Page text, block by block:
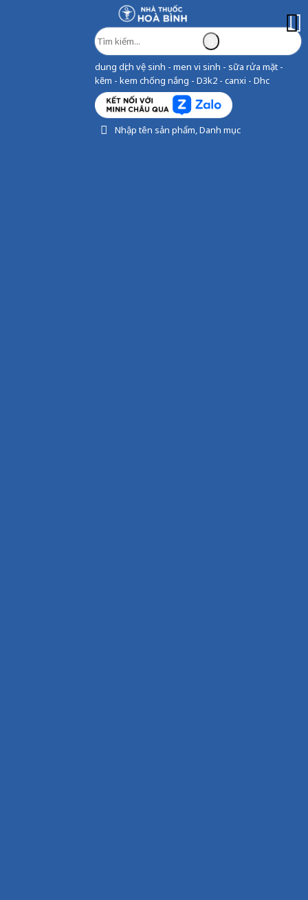
dung dịch vệ sinh - men vi sinh - sữa rửa mặt -
kẽm - kem chống nắng - D3k2 - canxi - Dhc
Nhập tên sản phẩm, Danh mục